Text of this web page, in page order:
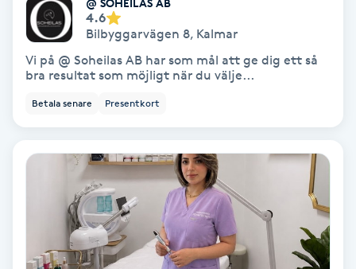
IPL hårborttagning
IR-massage
Katun fransar
@ SOHEILAS AB
4.6
Bilbyggarvägen 8, Kalmar
Vi på @ Soheilas AB har som mål att ge dig ett så
bra resultat som möjligt när du välje...
Betala senare Presentkort